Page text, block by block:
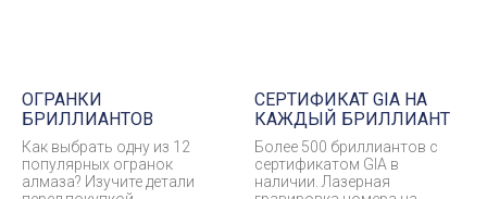
ОГРАНКИ
БРИЛЛИАНТОВ
Как выбрать одну из 12
популярных огранок
алмаза? Изучите детали
СЕРТИФИКАТ GIA НА
КАЖДЫЙ БРИЛЛИАНТ
Более 500 бриллиантов с
сертификатом GIA в
наличии. Лазерная